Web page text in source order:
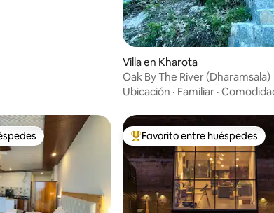
Villa en Kharota
Oak By The River (Dharamsala)
Ubicación · Familiar ·
Favorito entre huéspedes
Favorito entre huéspedes